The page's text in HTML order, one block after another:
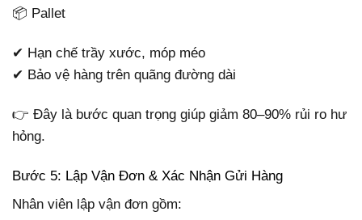
📦 Pallet
✔ Hạn chế trầy xước, móp méo
✔ Bảo vệ hàng trên quãng đường dài
👉 Đây là bước quan trọng giúp giảm 80–90% rủi ro hư
hỏng.
Bước 5: Lập Vận Đơn & Xác Nhận Gửi Hàng
Nhân viên lập vận đơn gồm: